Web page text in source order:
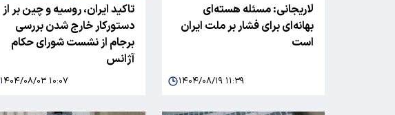
لاریجانی: مسئله هسته‌ای
بهانه‌ای برای فشار بر ملت ایران
است
۱۴۰۴/۰۸/۱۹ ۱۱:۳۹
تاکید ایران، روسیه و چین بر از
دستورکار خارج شدن بررسی
برجام از نشست شورای حکام
آژانس
۱۴۰۴/۰۸/۰۳ ۱۰:۰۷